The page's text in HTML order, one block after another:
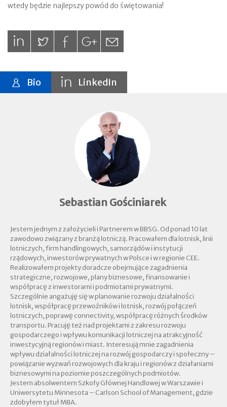
wtedy będzie najlepszy powód do świętowania!
Bio LinkedIn
Sebastian Gościniarek
Jestem jednym z założycieli i Partnerem w BBSG. Od ponad 10 lat
zawodowo związany z branżą lotniczą. Pracowałem dla lotnisk, linii
lotniczych, firm handlingowych, samorządów i instytucji
rządowych, inwestorów prywatnych w Polsce i w regionie CEE.
Realizowałem projekty doradcze obejmujące zagadnienia
strategiczne, rozwojowe, plany biznesowe, finansowanie i
współpracę z inwestorami i podmiotami prywatnymi.
Szczególnie angażuję się w planowanie rozwoju działalności
lotnisk, współpracę przewoźników i lotnisk, rozwój połączeń
lotniczych, poprawę connectivity, współpracę różnych środków
transportu. Pracuję też nad projektami z zakresu rozwoju
gospodarczego i wpływu komunikacji lotniczej na atrakcyjność
inwestycyjną regionów i miast. Interesują mnie zagadnienia
wpływu działalności lotniczej na rozwój gospodarczy i społeczny –
powiązanie wyzwań rozwojowych dla kraju i regionów z działaniami
biznesowymi na poziomie poszczególnych podmiotów.
Jestem absolwentem Szkoły Głównej Handlowej w Warszawie i
Uniwersytetu Minnesota – Carlson School of Management, gdzie
zdobyłem tytuł MBA.